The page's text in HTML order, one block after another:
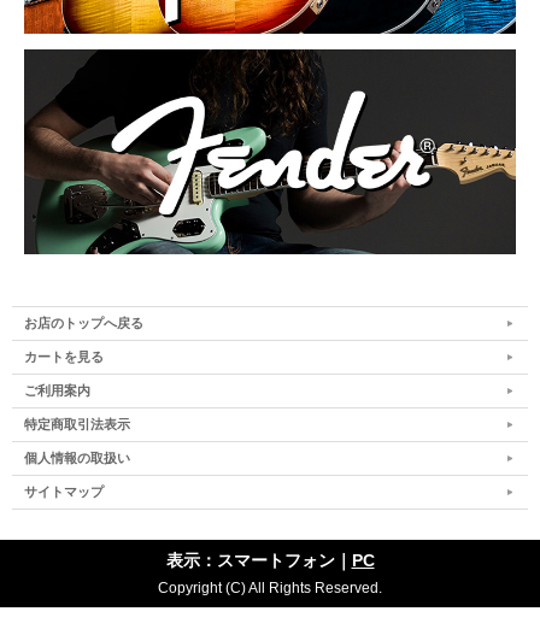
お店のトップへ戻る
カートを見る
ご利用案内
特定商取引法表示
個人情報の取扱い
サイトマップ
表示：スマートフォン｜ PC
Copyright (C) All Rights Reserved.